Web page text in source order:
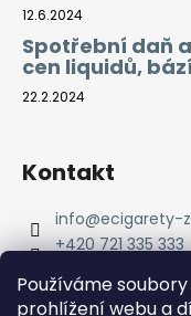
Používáme
prohlížení webu a
12.6.2024
Spotřební daň
cen liquidů,
22.2.2024
Kontakt
info@ecigarety-
+420 721 335 333